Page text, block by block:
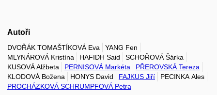
Autoři
DVOŘÁK TOMAŠTÍKOVÁ Eva
YANG Fen
MLYNÁROVÁ Kristína
HAFIDH Said
SCHOŘOVÁ Šárka
KUSOVÁ Alžbeta
PERNISOVÁ Markéta
PŘEROVSKÁ Tereza
KLODOVÁ Božena
HONYS David FAJKUS Jiří
PECINKA Ales
PROCHÁZKOVÁ SCHRUMPFOVÁ Petra